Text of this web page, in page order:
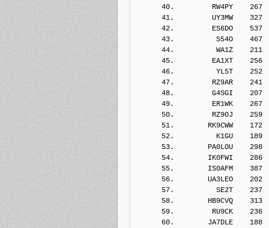
40.         RW4PY    267
41.         UY3MW    327
42.         ES6DO    537
43.          S54O    467
44.          WA1Z    211
45.         EA1XT    256
46.          YL5T    252
47.         RZ9AR    241
48.         G4SGI    207
49.         ER1WK    267
50.         RZ9OJ    259
51.        RK9CWW    172
52.          K1GU    189
53.        PA0LOU    298
54.        IK0FWI    286
55.        IS0AFM    387
56.        UA3LEO    202
57.          SE2T    237
58.        HB9CVQ    313
59.         RU9CK    236
60.        JA7DLE    188